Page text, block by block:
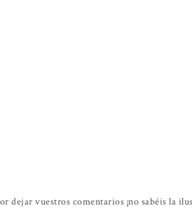
dejar vuestros comentarios ¡no sabéis la